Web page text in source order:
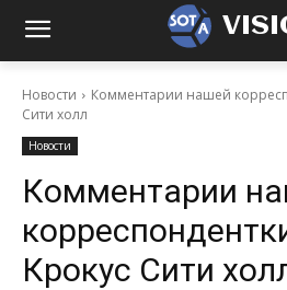
Новости
Комментарии нашей
Сити холл
Новости
Комментарии
Крокус Сити